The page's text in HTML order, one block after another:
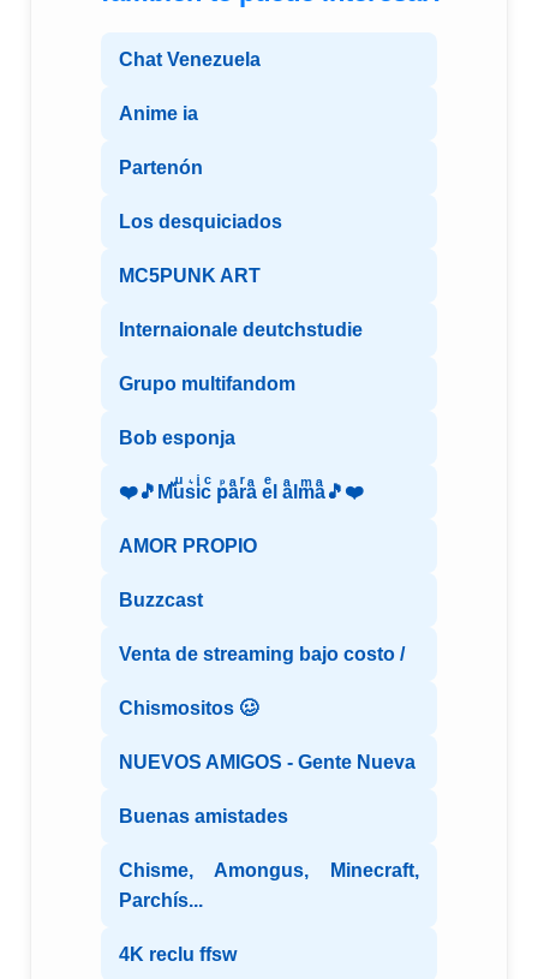
Chat Venezuela
Anime ia
Partenón
Los desquiciados
MC5PUNK ART
Internaionale deutchstudie
Grupo multifandom
Bob esponja
❤️🎵Mⷨuͧs͛iͥcͨ рⷬaͣrͬaͣ eͤl aͣlmͫaͣ🎵❤️
AMOR PROPIO
Buzzcast
Venta de streaming bajo costo /
Chismositos 🥴
NUEVOS AMIGOS - Gente Nueva
Buenas amistades
Chisme, Amongus, Minecraft,
Parchís...
4K reclu ffsw